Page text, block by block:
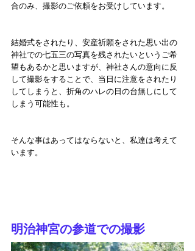
合のみ、撮影のご依頼をお受けしています。
結婚式をされたり、安産祈願をされた思い出の
神社での七五三の写真を残されたいというご希
望もあるかと思いますが、神社さんの意向に反
して撮影をすることで、当日に注意をされたり
してしまうと、折角のハレの日の台無しにして
しまう可能性も。
そんな事はあってはならないと、私達は考えて
います。
明治神宮の参道での撮影